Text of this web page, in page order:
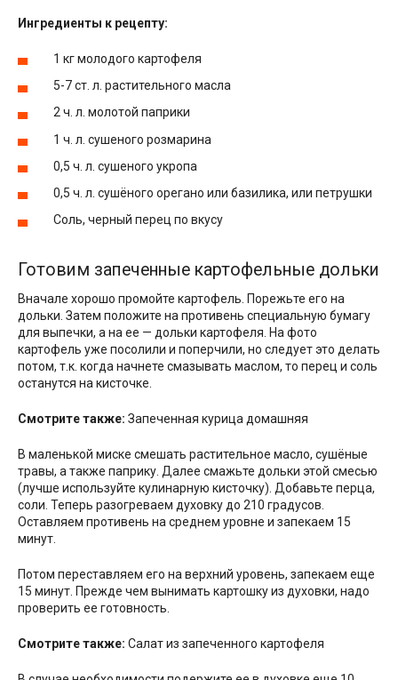
Ингредиенты к рецепту:
1 кг молодого картофеля
5-7 ст. л. растительного масла
2 ч. л. молотой паприки
1 ч. л. сушеного розмарина
0,5 ч. л. сушеного укропа
0,5 ч. л. сушёного орегано или базилика, или петрушки
Соль, черный перец по вкусу
Готовим запеченные картофельные дольки
Вначале хорошо промойте картофель. Порежьте его на
дольки. Затем положите на противень специальную бумагу
для выпечки, а на ее — дольки картофеля. На фото
картофель уже посолили и поперчили, но следует это делать
потом, т.к. когда начнете смазывать маслом, то перец и соль
останутся на кисточке.
Смотрите также: Запеченная курица домашняя
В маленькой миске смешать растительное масло, сушёные
травы, а также паприку. Далее смажьте дольки этой смесью
(лучше используйте кулинарную кисточку). Добавьте перца,
соли. Теперь разогреваем духовку до 210 градусов.
Оставляем противень на среднем уровне и запекаем 15
минут.
Потом переставляем его на верхний уровень, запекаем еще
15 минут. Прежде чем вынимать картошку из духовки, надо
проверить ее готовность.
Смотрите также: Салат из запеченного картофеля